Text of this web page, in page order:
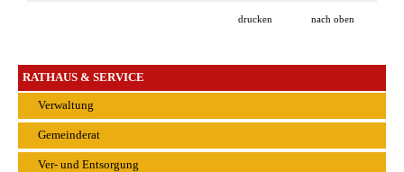
RATHAUS & SERVICE
Verwaltung
Gemeinderat
Ver- und Entsorgung
drucken nach oben